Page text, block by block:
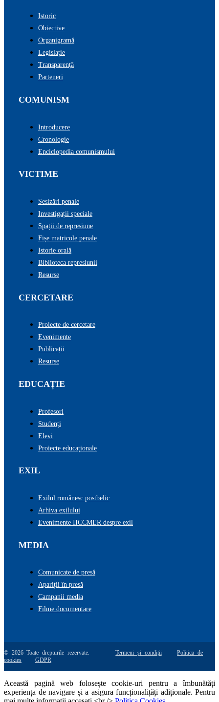
Istoric
Obiective
Organigramă
Legislație
Transparenţă
Parteneri
COMUNISM
Introducere
Cronologie
Enciclopedia comunismului
VICTIME
Sesizări penale
Investigații speciale
Spații de represiune
Fișe matricole penale
Istorie orală
Biblioteca represiunii
Resurse
CERCETARE
Proiecte de cercetare
Evenimente
Publicații
Resurse
EDUCAȚIE
Profesori
Studenți
Elevi
Proiecte educaționale
EXIL
Exilul românesc postbelic
Arhiva exilului
Evenimente IICCMER despre exil
MEDIA
Comunicate de presă
Apariții în presă
Campanii media
Filme documentare
© 2026 Toate drepturile rezervate.Termeni și condiții
Politica de
cookies
GDPR
Această pagină web folosește cookie-uri pentru a îmbunătăți
experiența de navigare și a asigura funcționalițăți adiționale. Pentru